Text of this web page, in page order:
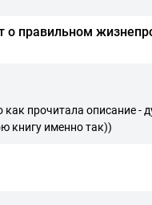
о правильном
как прочитала описание
книгу именно так))